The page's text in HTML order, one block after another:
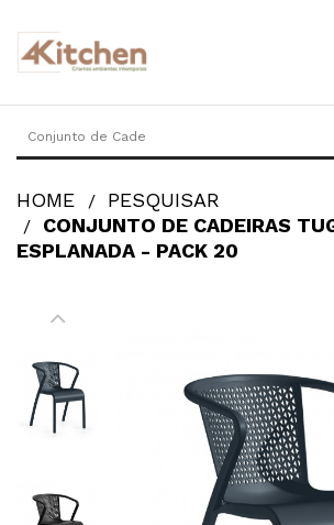
HOME
PESQUISAR
CONJUNTO DE CADEIRAS
ESPLANADA - PACK 20